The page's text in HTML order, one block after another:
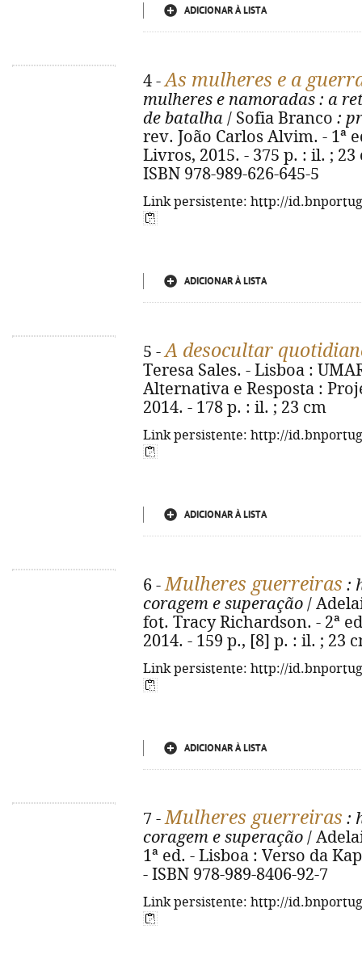
ADICIONAR À LISTA
4 -As mulheres e a
mulheres e namoradas : a
de batalha / Sofia Branco :
rev. João Carlos Alvim. - 1ª
Livros, 2015. - 375 p. : il. ;
ISBN 978-989-626-645-5
Link persistente: http://
ADICIONAR À LISTA
5 -A desocultar
Teresa Sales. - Lisboa :
Alternativa e Resposta :
2014. - 178 p. : il. ; 23 cm
Link persistente: http://
ADICIONAR À LISTA
6 -Mulheres guerreiras :
coragem e superação /
fot. Tracy Richardson. - 2ª
2014. - 159 p., [8] p. : il. ; 23
Link persistente: http://
ADICIONAR À LISTA
7 -Mulheres guerreiras :
coragem e superação /
1ª ed. - Lisboa : Verso da
- ISBN 978-989-8406-92-7
Link persistente: http://